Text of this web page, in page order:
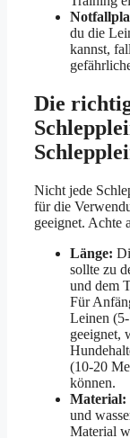
du die
kannst,
Die
Nicht jede
für die
geeignet. Achte
Länge:
sollte zu
und dem
Für
Leinen
geeignet,
(10-20
können.
Material:
und
Material